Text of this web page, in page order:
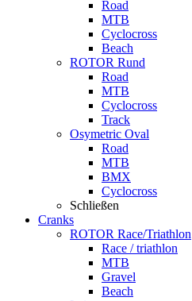
Road
MTB
Cyclocross
Beach
ROTOR Rund
Road
MTB
Cyclocross
Track
Osymetric Oval
Road
MTB
BMX
Cyclocross
Schließen
Cranks
ROTOR Race/Triathlon
Race / triathlon
MTB
Gravel
Beach